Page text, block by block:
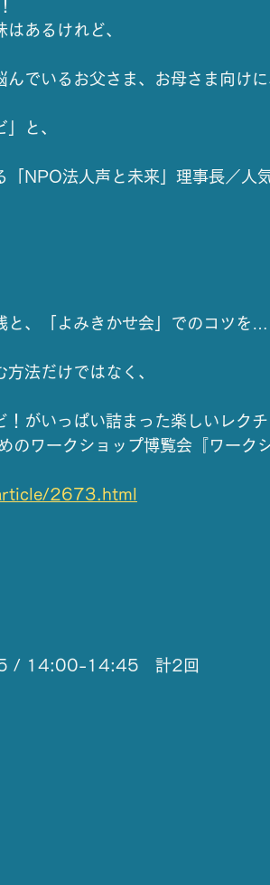
あるけれど、
でいるお父さま、お母さま向けに
と、
NPO法人声と未来」理事長／人
、「よみきかせ会」でのコツを…
法だけではなく、
がいっぱい詰まった楽しいレク
のワークショップ博覧会『ワーク
2673.html
/ 14:00-14:45　計2回